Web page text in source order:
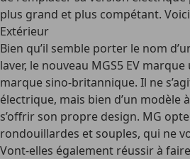
plus grand et plus compétant. Voici
Extérieur
Bien qu’il semble porter le nom
laver, le nouveau MGS5 EV
marque sino-britannique. Il ne
électrique, mais bien d’un modèle
s’offrir son propre design. MG
rondouillardes et souples, qui ne
Vont-elles également réussir à